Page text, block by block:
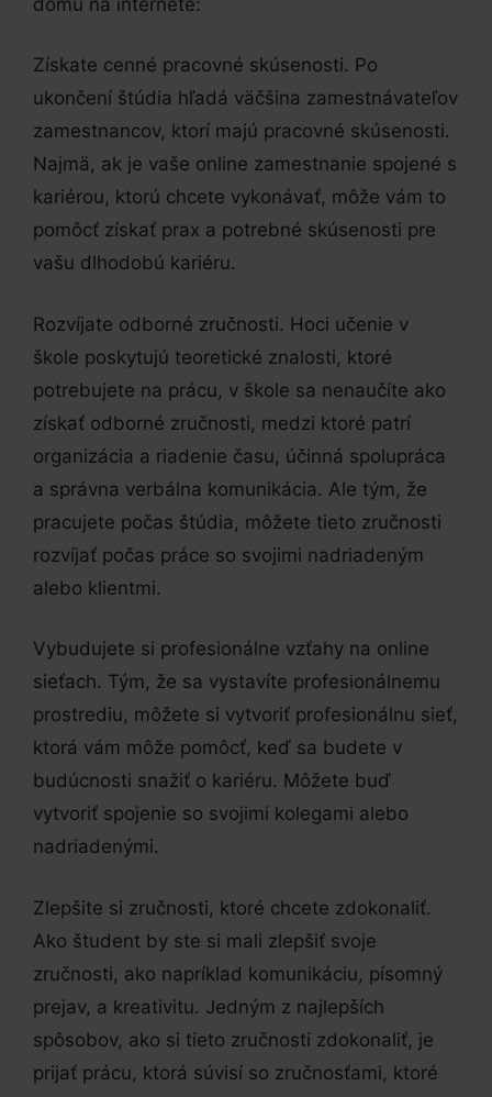
Získate cenné pracovné skúsenosti. Po
ukončení štúdia hľadá väčšina zamestnávateľov
zamestnancov, ktorí majú pracovné skúsenosti.
Najmä, ak je vaše online zamestnanie spojené s
kariérou, ktorú chcete vykonávať, môže vám to
pomôcť získať prax a potrebné skúsenosti pre
vašu dlhodobú kariéru.
Rozvíjate odborné zručnosti. Hoci učenie v
škole poskytujú teoretické znalosti, ktoré
potrebujete na prácu, v škole sa nenaučíte ako
získať odborné zručnosti, medzi ktoré patrí
organizácia a riadenie času, účinná spolupráca
a správna verbálna komunikácia. Ale tým, že
pracujete počas štúdia, môžete tieto zručnosti
rozvíjať počas práce so svojimi nadriadeným
alebo klientmi.
Vybudujete si profesionálne vzťahy na online
sieťach. Tým, že sa vystavíte profesionálnemu
prostrediu, môžete si vytvoriť profesionálnu sieť,
ktorá vám môže pomôcť, keď sa budete v
budúcnosti snažiť o kariéru. Môžete buď
vytvoriť spojenie so svojimi kolegami alebo
nadriadenými.
Zlepšite si zručnosti, ktoré chcete zdokonaliť.
Ako študent by ste si mali zlepšiť svoje
zručnosti, ako napríklad komunikáciu, písomný
prejav, a kreativitu. Jedným z najlepších
spôsobov, ako si tieto zručnosti zdokonaliť, je
prijať prácu, ktorá súvisí so zručnosťami, ktoré